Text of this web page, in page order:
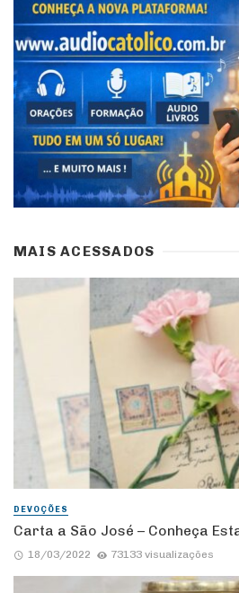
MAIS ACESSADOS
DEVOÇÕES
Carta a São José – Conheça
18/03/2022 73133 visualizações